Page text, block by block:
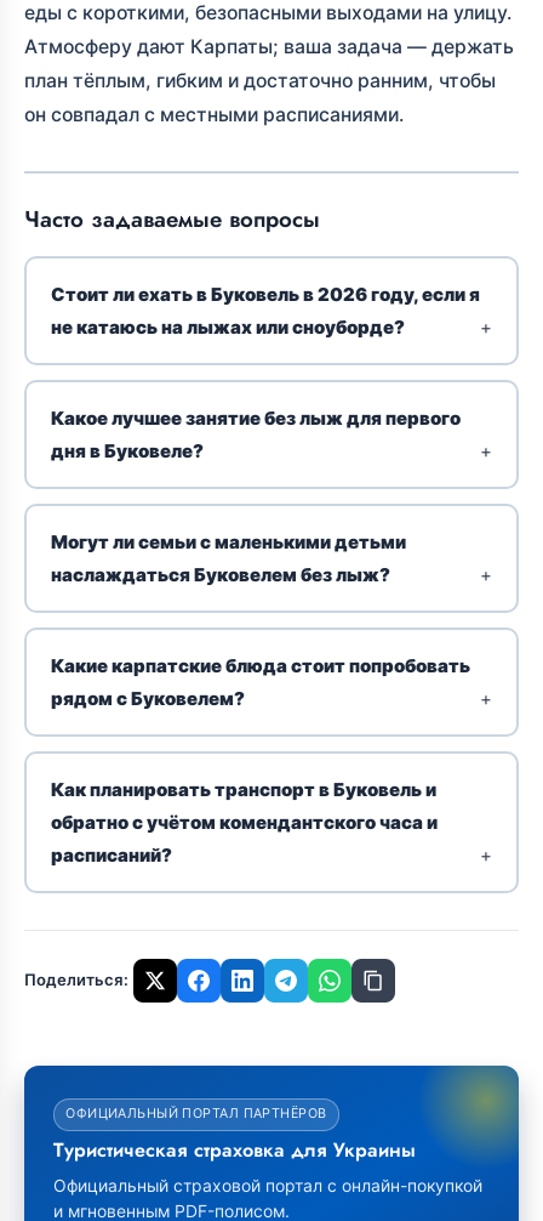
еды с короткими, безопасными выходами на улицу.
Атмосферу дают Карпаты; ваша задача — держать
план тёплым, гибким и достаточно ранним, чтобы
он совпадал с местными расписаниями.
Часто задаваемые вопросы
Стоит ли ехать в Буковель в 2026 году, если я
не катаюсь на лыжах или сноуборде?
Какое лучшее занятие без лыж для первого
дня в Буковеле?
Могут ли семьи с маленькими детьми
наслаждаться Буковелем без лыж?
Какие карпатские блюда стоит попробовать
рядом с Буковелем?
Как планировать транспорт в Буковель и
обратно с учётом комендантского часа и
расписаний?
Поделиться:
ОФИЦИАЛЬНЫЙ ПОРТАЛ ПАРТНЁРОВ
Туристическая страховка для Украины
Официальный страховой портал с онлайн-покупкой
и мгновенным PDF-полисом.